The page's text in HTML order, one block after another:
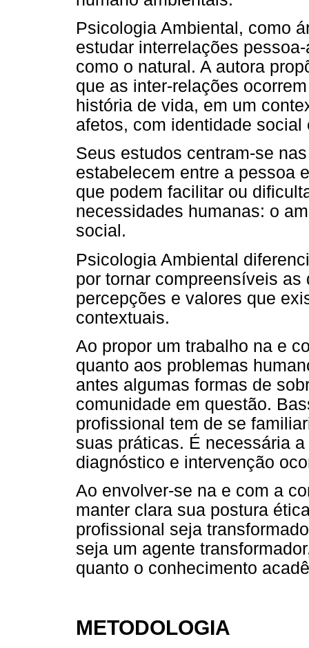
Psicologia Ambiental, como
estudar interrelações
como o natural. A autora
que as inter-relações
história de vida, em um
afetos, com identidade social
Seus estudos centram-se
estabelecem entre a pessoa
que podem facilitar ou
necessidades humanas: o
social.
Psicologia Ambiental
por tornar compreensíveis
percepções e valores que
contextuais.
Ao propor um trabalho na e
quanto aos problemas
antes algumas formas de
comunidade em questão.
profissional tem de se
suas práticas. É necessária
diagnóstico e intervenção
Ao envolver-se na e com a
manter clara sua postura
profissional seja
seja um agente
quanto o conhecimento
METODOLOGIA